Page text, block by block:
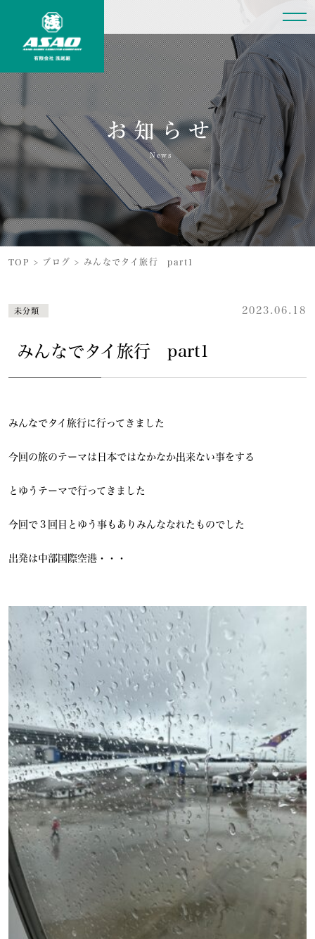
お知らせ
News
TOP > ブログ > みんなでタイ旅行 part1
未分類 2023.06.18
みんなでタイ旅行 part1
みんなでタイ旅行に行ってきました
今回の旅のテーマは日本ではなかなか出来ない事をする
とゆうテーマで行ってきました
今回で３回目とゆう事もありみんななれたものでした
出発は中部国際空港・・・